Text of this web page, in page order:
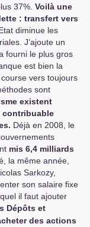
37%. Voilà une
: transfert vers
diminue les
J’ajoute un
fourni le plus gros
est bien la
vers toujours
sont
existent
contribuable
Déjà en 2008, le
mis 6,4 milliards
la même année,
Sarkozy,
son salaire fixe
il faut ajouter
Dépôts et
des actions